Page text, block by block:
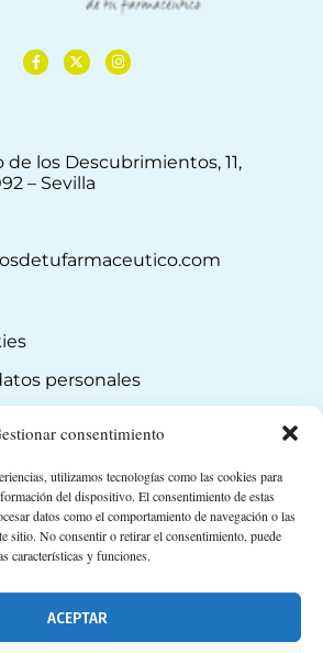
consentimiento
utilizamos tecnologías como las cookies para
del dispositivo. El consentimiento de estas
datos como el comportamiento de navegación o las
sitio. No consentir o retirar el consentimiento, puede
características y funciones.
ACEPTAR
de los Descubrimientos, 11,
– Sevilla
personales